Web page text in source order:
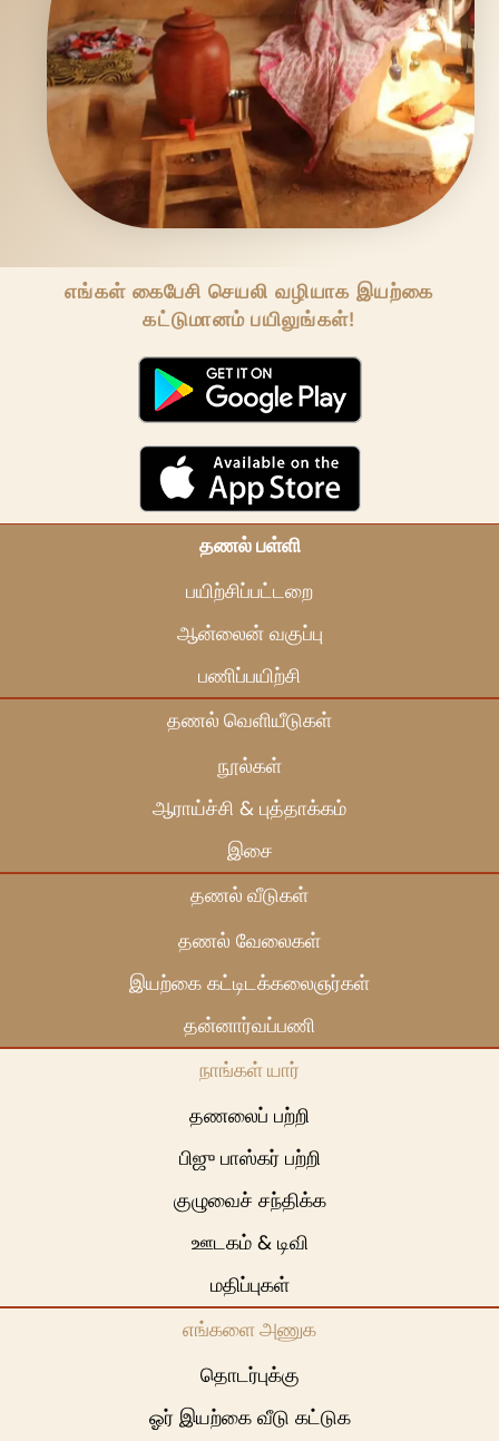
எங்கள் கைபேசி செயலி வழியாக இயற்கை
கட்டுமானம் பயிலுங்கள்!
தணல் பள்ளி
பயிற்சிப்பட்டறை
ஆன்லைன் வகுப்பு
பணிப்பயிற்சி
தணல் வெளியீடுகள்
நூல்கள்
ஆராய்ச்சி & புத்தாக்கம்
இசை
தணல் வீடுகள்
தணல் வேலைகள்
இயற்கை கட்டிடக்கலைஞர்கள்
தன்னார்வப்பணி
நாங்கள் யார்
தணலைப் பற்றி
பிஜு பாஸ்கர் பற்றி
குழுவைச் சந்திக்க
ஊடகம் & டி‌வி
மதிப்புகள்
எங்களை அணுக
தொடர்புக்கு
ஓர் இயற்கை வீடு கட்டுக